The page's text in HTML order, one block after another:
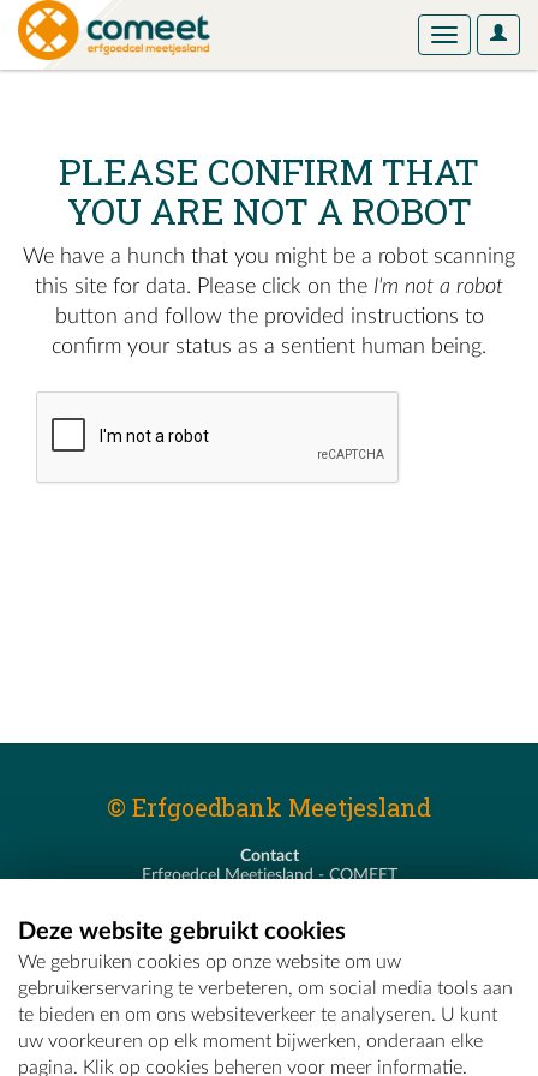
User
Toggle
PLEASE CONFIRM THAT
YOU ARE NOT A ROBOT
We have a hunch that you might be a robot scanning
this site for data. Please click on the I'm not a robot
button and follow the provided instructions to
confirm your status as a sentient human being.
© Erfgoedbank Meetjesland
Contact
Erfgoedcel Meetjesland - COMEET
T - 09 373 75 96
E -erfgoedcel@comeet.be
Deze website gebruikt cookies
We gebruiken cookies op onze website om uw
gebruikerservaring te verbeteren, om social media tools aan
te bieden en om ons websiteverkeer te analyseren. U kunt
uw voorkeuren op elk moment bijwerken, onderaan elke
pagina. Klik op cookies beheren voor meer informatie.